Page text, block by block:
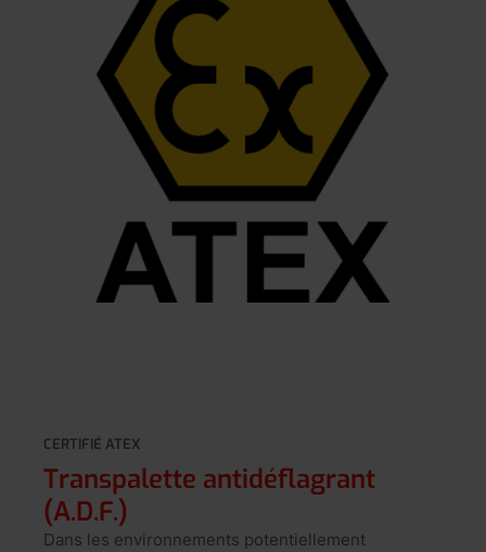
CERTIFIÉ ATEX
Transpalette antidéflagrant
(A.D.F.)
Dans les environnements potentiellement